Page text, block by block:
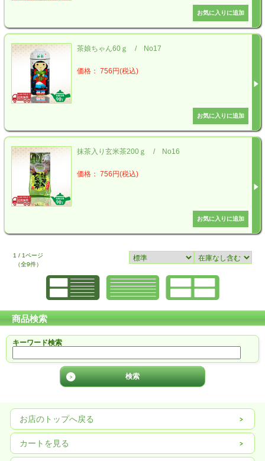
茶娘ちゃん60ｇ / No17
価格： 756円(税込)
抹茶入り玄米茶200ｇ / No16
価格： 756円(税込)
1 / 1ページ
（全9件）
商品検索
キーワード検索
お店のトップへ戻る
カートを見る